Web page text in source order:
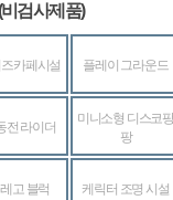
검사제품)
카페시설 플레이 그라운드
전 라이더
미니소형 디스코
팡
고 블럭 케릭터 조명 시설